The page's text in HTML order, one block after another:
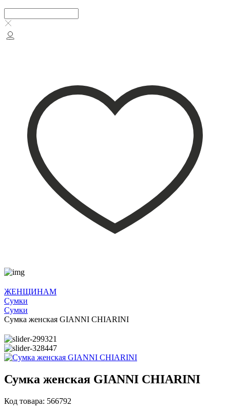
ЖЕНЩИНАМ
Сумки
Сумки
Сумка женская GIANNI CHIARINI
Сумка женская GIANNI CHIARINI
Код товара: 566792